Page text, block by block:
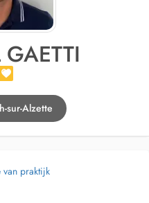
sur-Alzette
van praktijk